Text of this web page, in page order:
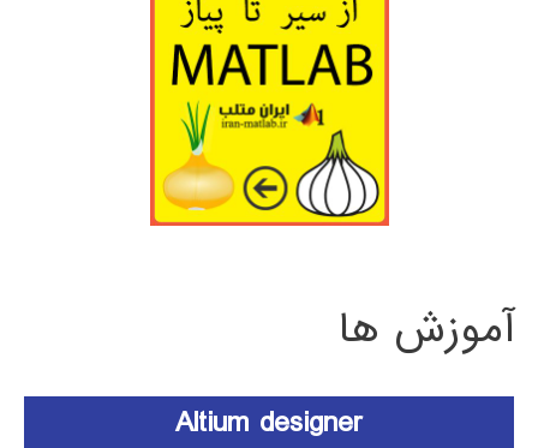
آموزش ها
Altium designer